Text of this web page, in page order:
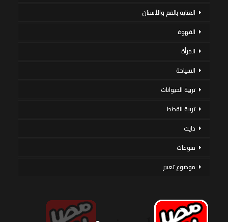
العناية بالفم والأسنان
القهوة
المرأة
السياحة
تربية الحيوانات
تربية القطط
دايت
منوعات
موضوع تعبير